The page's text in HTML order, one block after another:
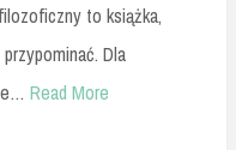
to książka,
Dla
Read More